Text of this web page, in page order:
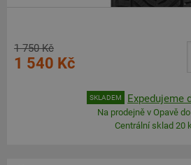
1 750 Kč
1 540 Kč
SKLADEM Expedujeme
Na prodejně v Opavě
Centrální sklad 20